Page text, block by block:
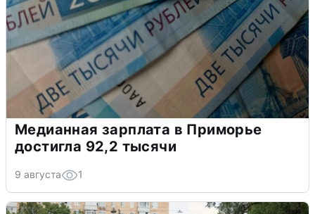
Медианная зарплата в Приморье
достигла 92,2 тысячи
9 августа 1